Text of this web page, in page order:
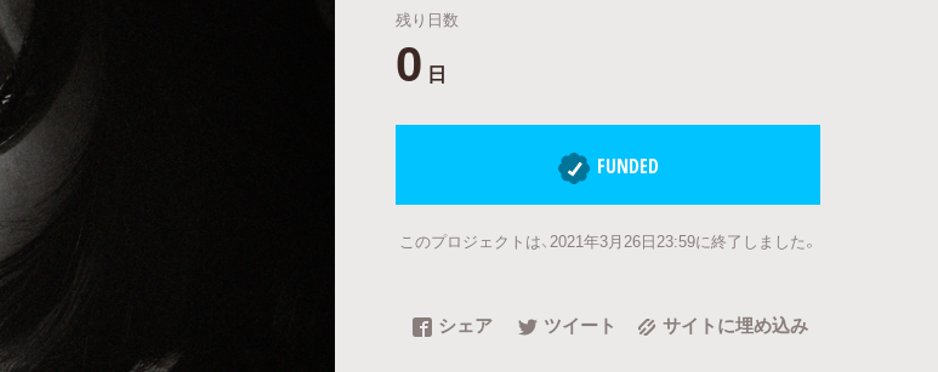
残り日数
0 日
FUNDED
このプロジェクトは、2021年3月26日23:59に終了しました。
シェア ツイート サイトに埋め込み